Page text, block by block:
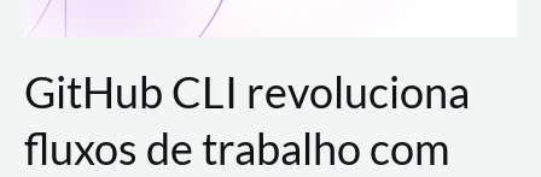
GitHub CLI revoluciona
fluxos de trabalho com